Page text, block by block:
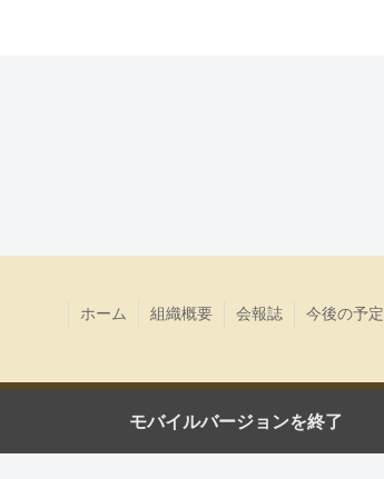
ホーム 組織概要 会報誌 今後の予定
モバイルバージョンを終了